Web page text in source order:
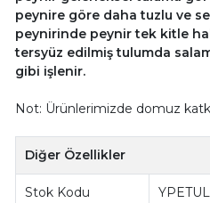
peynire göre daha tuzlu ve
peynirinde peynir tek kitle
tersyüz edilmiş tulumda
gibi işlenir.
Not: Ürünlerimizde domuz
Diğer Özellikler
Stok Kodu